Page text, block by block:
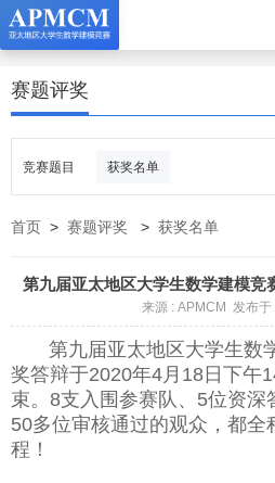
赛题评奖
竞赛题目 获奖名单
首页 > 赛题评奖 > 获奖名单
第九届亚太地区大学生数学建模竞
来源 : APMCM 发布
第九届亚太地区大学生数学
奖答辩于2020年4月18日下午
束。8支入围参赛队、5位资深
50多位审核通过的观众，都全
程！